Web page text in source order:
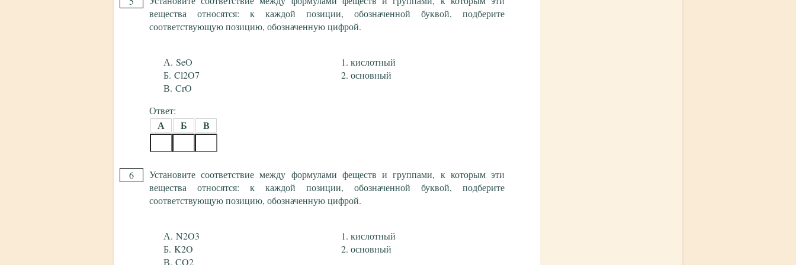
вещества относятся: к каждой позиции, обозначенной буквой, подберите
соответствующую позицию, обозначенную цифрой.
SeO
Cl2O7
CrO
кислотный
основный
Ответ:
А Б В
6
Установите соответствие между формулами феществ и группами, к которым эти
вещества относятся: к каждой позиции, обозначенной буквой, подберите
соответствующую позицию, обозначенную цифрой.
N2O3
K2O
CO2
кислотный
основный